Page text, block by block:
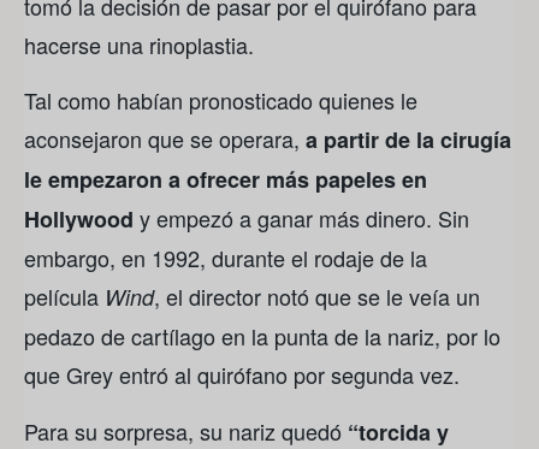
hacerse una rinoplastia.
Tal como habían pronosticado quienes le
aconsejaron que se operara, a partir de la cirugía
le empezaron a ofrecer más papeles en
Hollywood y empezó a ganar más dinero. Sin
embargo, en 1992, durante el rodaje de la
película Wind, el director notó que se le veía un
pedazo de cartílago en la punta de la nariz, por lo
que Grey entró al quirófano por segunda vez.
Para su sorpresa, su nariz quedó “torcida y